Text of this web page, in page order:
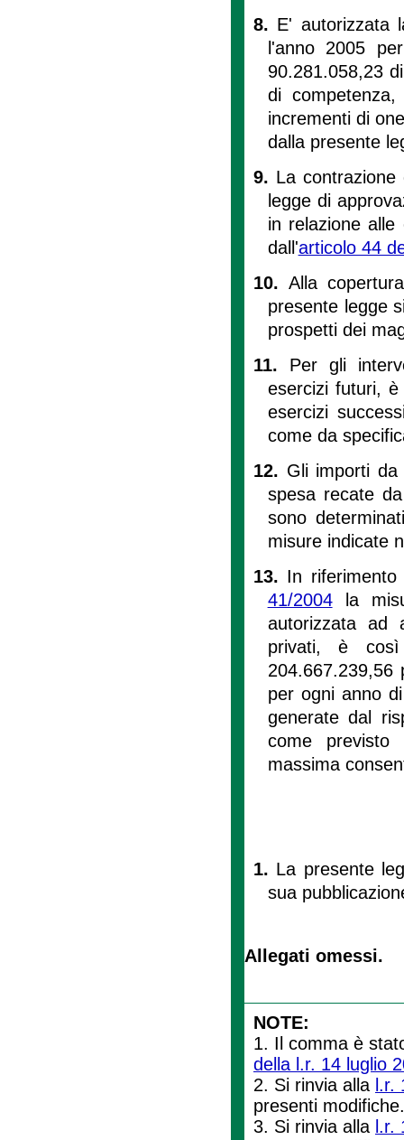
8. E' autorizzata
l'anno 2005
90.281.058,23
di
incrementi di
dalla presente
9. La
legge di
in relazione
dall'articolo 44
10. Alla
presente legge
prospetti dei
11. Per gli
esercizi futuri, è
esercizi
come da
12. Gli importi da
spesa recate
sono
misure indicate
13. In
41/2004la
autorizzata ad
privati, è
per ogni anno
generate dal
come previsto
massima
1. La presente
sua
Allegati omessi.
NOTE:
1. Il comma è
della l.r. 14 luglio
2. Si rinvia alla l.r.
presenti
3. Si rinvia alla l.r.